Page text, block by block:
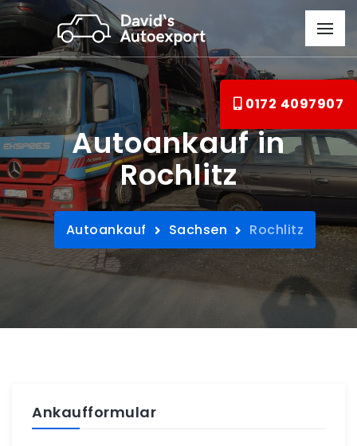
0172 4097907
Autoankauf in
Rochlitz
Autoankauf Sachsen Rochlitz
Ankaufformular